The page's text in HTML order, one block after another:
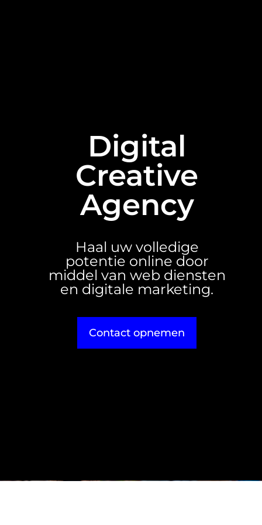
Digital
Creative
Agency
Haal uw volledige
potentie online door
middel van web diensten
en digitale marketing.
Contact opnemen